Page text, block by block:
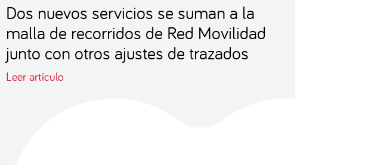
Dos nuevos servicios se suman a la
malla de recorridos de Red Movilidad
junto con otros ajustes de trazados
Leer artículo